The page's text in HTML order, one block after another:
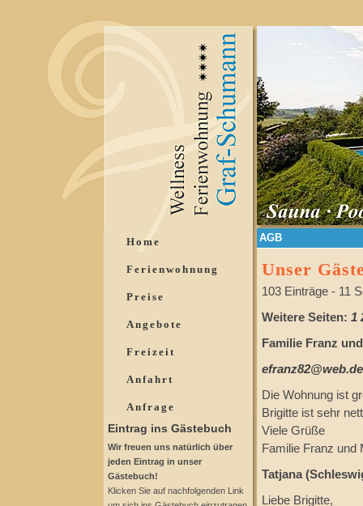
Home
Ferienwohnung
Preise
Angebote
Freizeit
Anfahrt
Anfrage
Eintrag ins Gästebuch
Wir freuen uns natürlich über
jeden Eintrag in unser
Gästebuch!
Klicken Sie auf nachfolgenden Link
AGB
Unser
103 Einträge - 11
Weitere Seiten: 1
Familie Franz
efranz82@web.de
Die Wohnung ist
Brigitte ist sehr
Viele Grüße
Familie Franz und
Tatjana
Liebe Brigitte,